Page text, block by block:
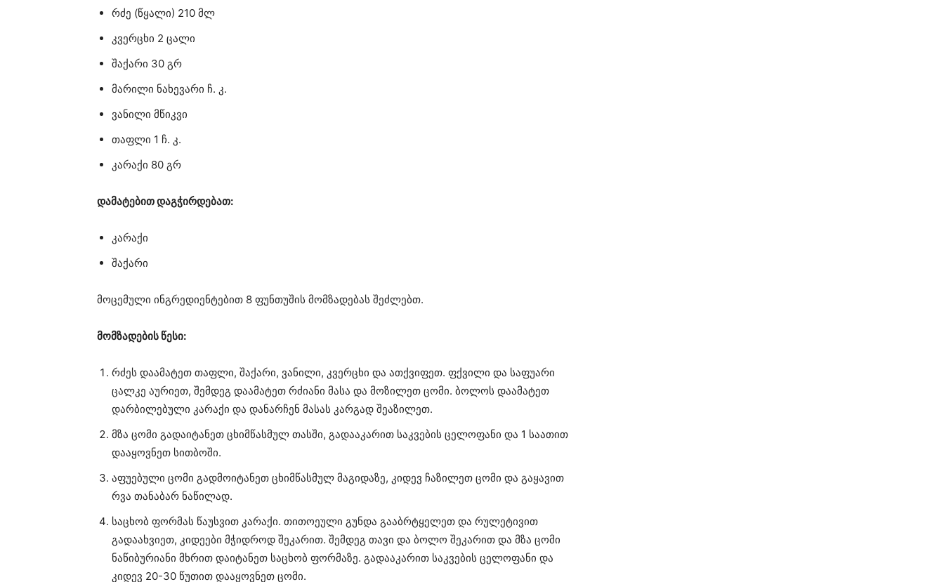
რძე (წყალი) 210 მლ
კვერცხი 2 ცალი
შაქარი 30 გრ
მარილი ნახევარი ჩ. კ.
ვანილი მწიკვი
თაფლი 1 ჩ. კ.
კარაქი 80 გრ
დამატებით დაგჭირდებათ:
კარაქი
შაქარი
მოცემული ინგრედიენტებით 8 ფუნთუშის მომზადებას შეძლებთ.
მომზადების წესი:
რძეს დაამატეთ თაფლი, შაქარი, ვანილი, კვერცხი და ათქვიფეთ. ფქვილი და საფუარი
ცალკე აურიეთ, შემდეგ დაამატეთ რძიანი მასა და მოზილეთ ცომი. ბოლოს დაამატეთ
დარბილებული კარაქი და დანარჩენ მასას კარგად შეაზილეთ.
მზა ცომი გადაიტანეთ ცხიმწასმულ თასში, გადააკარით საკვების ცელოფანი და 1 საათით
დააყოვნეთ სითბოში.
აფუებული ცომი გადმოიტანეთ ცხიმწასმულ მაგიდაზე, კიდევ ჩაზილეთ ცომი და გაყავით
რვა თანაბარ ნაწილად.
საცხობ ფორმას წაუსვით კარაქი. თითოეული გუნდა გააბრტყელეთ და რულეტივით
გადაახვიეთ, კიდეები მჭიდროდ შეკარით. შემდეგ თავი და ბოლო შეკარით და მზა ცომი
ნაწიბურიანი მხრით დაიტანეთ საცხობ ფორმაზე. გადააკარით საკვების ცელოფანი და
კიდევ 20-30 წუთით დააყოვნეთ ცომი.